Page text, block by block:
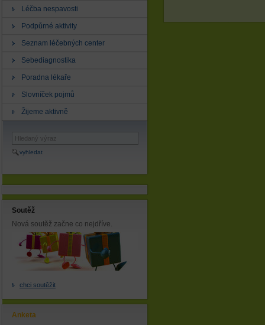
Léčba nespavosti
Podpůrné aktivity
Seznam léčebných center
Sebediagnostika
Poradna lékaře
Slovníček pojmů
Žijeme aktivně
vyhledat
Soutěž
Nová soutěž začne co nejdříve.
chci soutěžit
Anketa